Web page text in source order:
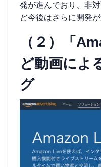
発が進んでおり、非
ど今後はさらに開発が
（２）「
ど動画によ
グ